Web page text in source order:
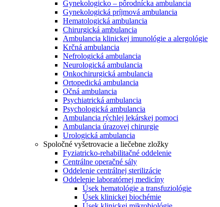
Gynekologicko – pôrodnícka ambulancia
Gynekologická príjmová ambulancia
Hematologická ambulancia
Chirurgická ambulancia
Ambulancia klinickej imunológie a alergológie
Krčná ambulancia
Nefrologická ambulancia
Neurologická ambulancia
Onkochirurgická ambulancia
Ortopedická ambulancia
Očná ambulancia
Psychiatrická ambulancia
Psychologická ambulancia
Ambulancia rýchlej lekárskej pomoci
Ambulancia úrazovej chirurgie
Urologická ambulancia
Spoločné vyšetrovacie a liečebne zložky
Fyziatricko-rehabilitačné oddelenie
Centrálne operačné sály
Oddelenie centrálnej sterilizácie
Oddelenie laboratórnej medicíny
Úsek hematológie a transfuziológie
Úsek klinickej biochémie